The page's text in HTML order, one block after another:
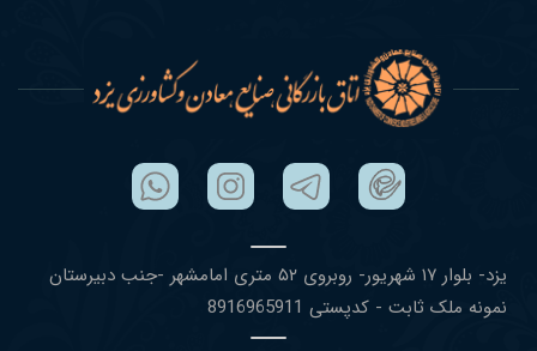
یزد- بلوار ١٧ شهریور- روبروی ۵٢ متری امامشهر -جنب دبیرستان
نمونه ملک ثابت - کدپستی 8916965911